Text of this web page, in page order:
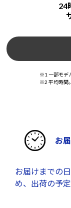
24
※1 一部モデ
※2 平均時間
お
お届けまでの
め、出荷の予